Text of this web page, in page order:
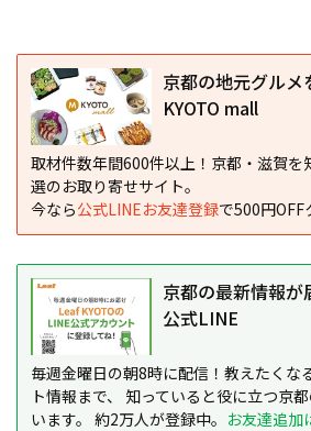
京都の地元グル
KYOTO mall
取材件数年間600件以上！京都・滋賀を
選のお取り寄せサイト。
今なら公式LINEお友達登録で500円OFF
京都の最新情報が
公式LINE
毎週金曜日の朝8時に配信！教えたくな
ト情報まで、 知っていると役に立つ京
います。 約2万人が登録中。 お友達追加